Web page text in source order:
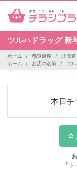
ツルハドラッグ 新
ホーム 都道府県 北海道
ホーム
お店の名前 ツ
本日チ
「